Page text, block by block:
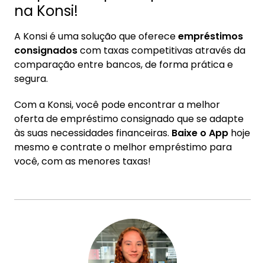
na Konsi!
A Konsi é uma solução que ofereceempréstimos
consignadoscom taxas competitivas através da
comparação entre bancos, de forma prática e
segura.
Com a Konsi, você pode encontrar a melhor
oferta de empréstimo consignado que se adapte
às suas necessidades financeiras. Baixe o App hoje
mesmo e contrate o melhor empréstimo para
você, com as menores taxas!